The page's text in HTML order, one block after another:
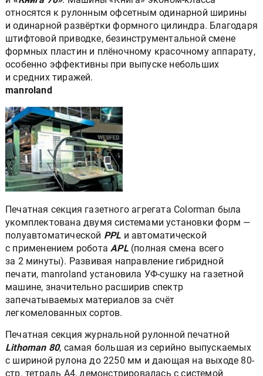
относятся к рулонным офсетным одинарной ширины
и одинарной развёртки формного цилиндра. Благодаря
штифтовой приводке, безинструментальной смене
формных пластин и плёночному красочному аппарату,
особенно эффективны при выпуске небольших
и средних тиражей.
manroland
Печатная секция газетного агрегата Colorman была
укомплектована двумя системами установки форм —
полуавтоматической PPL и автоматической
с применением роботаAPL(полная смена всего
за 2 минуты). Развивая направление гибридной
печати, manroland установила УФ-сушку на газетной
машине, значительно расширив спектр
запечатываемых материалов за счёт
легкомелованных сортов.
Печатная секция журнальной рулонной печатной
Lithoman 80, самая большая из серийно выпускаемых
с шириной рулона до 2250 мм и дающая на выходе 80-
стр. тетрадь A4, демонстрировалась с системой